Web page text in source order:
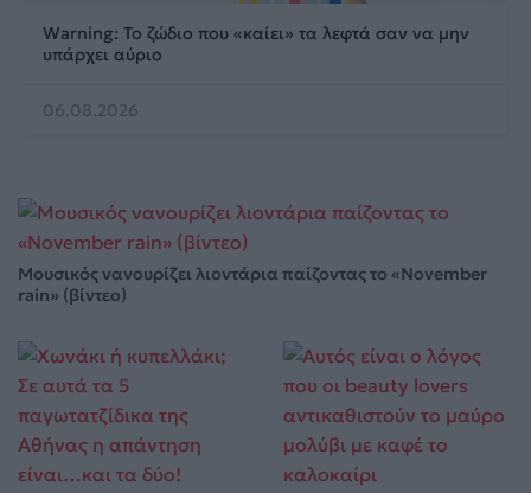
Warning: Το ζώδιο που «καίει» τα λεφτά σαν να μην
υπάρχει αύριο
06.08.2026
Μουσικός νανουρίζει λιοντάρια παίζοντας το «November
rain» (βίντεο)